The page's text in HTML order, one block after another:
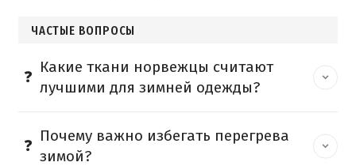
ЧАСТЫЕ ВОПРОСЫ
Какие ткани норвежцы считают
лучшими для зимней одежды?
Почему важно избегать перегрева
зимой?